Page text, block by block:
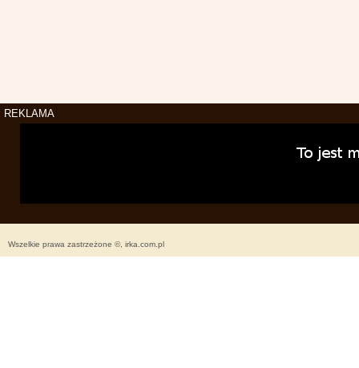
REKLAMA
Wszelkie prawa zastrzeżone ©, irka.com.pl